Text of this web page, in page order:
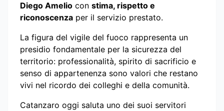
Diego Amelio con stima, rispetto e
riconoscenza per il servizio prestato.
La figura del vigile del fuoco rappresenta un
presidio fondamentale per la sicurezza del
territorio: professionalità, spirito di sacrificio e
senso di appartenenza sono valori che restano
vivi nel ricordo dei colleghi e della comunità.
Catanzaro oggi saluta uno dei suoi servitori